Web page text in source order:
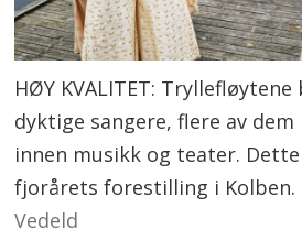
HØY KVALITET:
dyktige sangere, flere av
innen musikk og teater.
fjorårets forestilling i Kolben.
Vedeld